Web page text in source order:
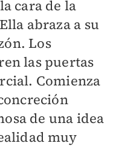
cara de la
abraza a su
Los
las puertas
Comienza
de una idea
muy